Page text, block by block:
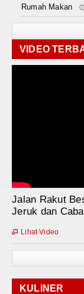
Rumah Makan
VIDEO
Jalan Rakut
Jeruk dan
 Lihat Video
KULINER